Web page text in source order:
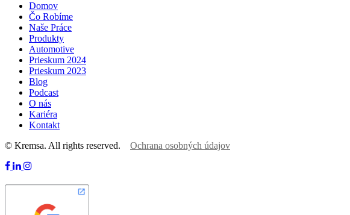
Domov
Čo Robíme
Naše Práce
Produkty
Automotive
Prieskum 2024
Prieskum 2023
Blog
Podcast
O nás
Kariéra
Kontakt
© Kremsa. All rights reserved. Ochrana osobných údajov